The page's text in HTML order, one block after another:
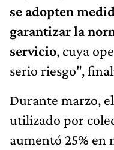
se adopten
garantizar la
servicio, cuya
serio riesgo",
Durante marzo,
utilizado por
aumentó 25% en